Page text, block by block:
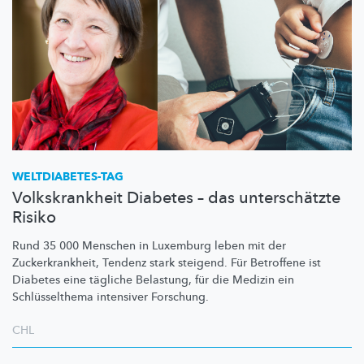
WELTDIABETES-TAG
Volkskrankheit Diabetes – das unterschätzte
Risiko
Rund 35 000 Menschen in Luxemburg leben mit der
Zuckerkrankheit, Tendenz stark steigend. Für Betroffene ist
Diabetes eine tägliche Belastung, für die Medizin ein
Schlüsselthema intensiver Forschung.
CHL